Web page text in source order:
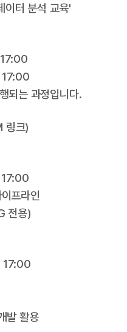
터 분석 교육'
되는 과정입니다.
링크)
프라인
전용)
17:00
발 활용